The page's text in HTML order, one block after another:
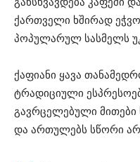
განსხვავდება კაფეში
ქართველი ხშირად
პოპულარულ სასმელს
ქაფიანი ყავა
ტრადიციული
გავრცელებული მითები
და ართულებს სწორი